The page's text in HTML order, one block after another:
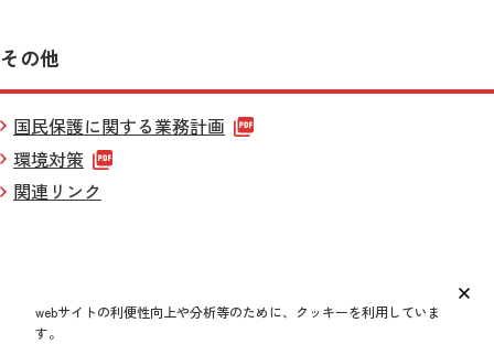
その他
国民保護に関する業務計画
環境対策
関連リンク
webサイトの利便性向上や分析等のために、クッキーを利用していま
す。